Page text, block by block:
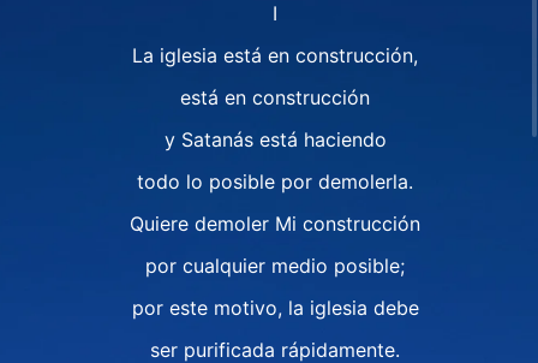
I
La iglesia está en construcción,
está en construcción
y Satanás está haciendo
todo lo posible por demolerla.
Quiere demoler Mi construcción
por cualquier medio posible;
por este motivo, la iglesia debe
ser purificada rápidamente.